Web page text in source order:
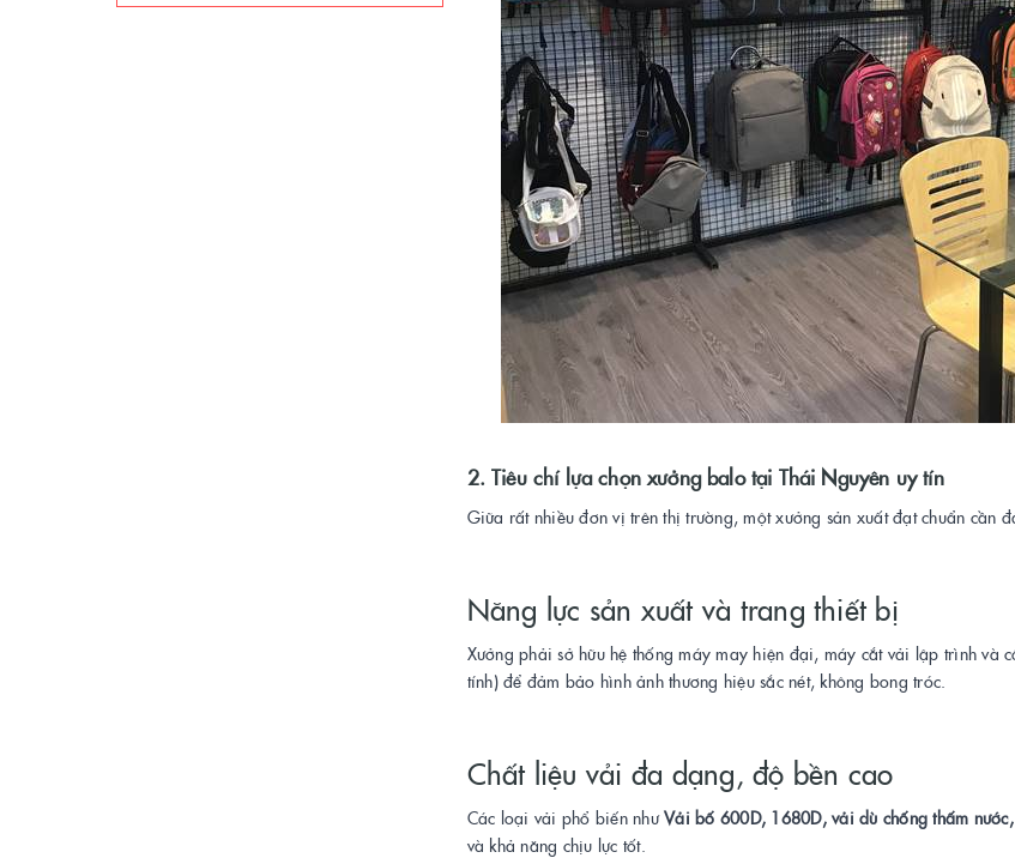
2. Tiêu chí lựa chọn xưởng balo tại Thái Nguyên uy tín
Giữa rất nhiều đơn vị trên thị trường, một xưởng sản xuất đạt chuẩn cần
Năng lực sản xuất và trang thiết bị
Xưởng phải sở hữu hệ thống máy may hiện đại, máy cắt vải lập trình và
tính) để đảm bảo hình ảnh thương hiệu sắc nét, không bong tróc.
Chất liệu vải đa dạng, độ bền cao
Các loại vải phổ biến nhưVải bố 600D, 1680D, vải dù chống thấm
và khả năng chịu lực tốt.